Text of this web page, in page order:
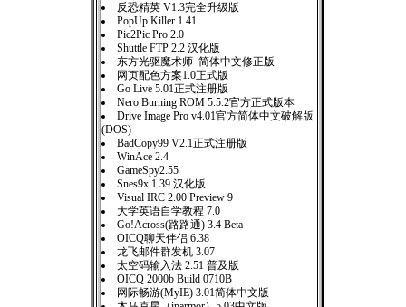
反恐精英 V1.3完全升级版
PopUp Killer 1.41
Pic2Pic Pro 2.0
Shuttle FTP 2.2 汉化版
东方光驱魔术师 简体中文修正版
网页配色方案1.0正式版
Go Live 5.01正式注册版
Nero Burning ROM 5.5.2官方正式版本
Drive Image Pro v4.01官方简体中文破解版
(DOS)
BadCopy99 V2.1正式注册版
WinAce 2.4
GameSpy2.55
Snes9x 1.39 汉化版
Visual IRC 2.00 Preview 9
大学英语自学教程 7.0
Go!Across(路路通) 3.4 Beta
OICQ聊天伴侣 6.38
龙飞邮件群发机 3.07
太空码输入法 2.51 普及版
OICQ 2000b Build 0710B
网际畅游(MyIE) 3.01简体中文版